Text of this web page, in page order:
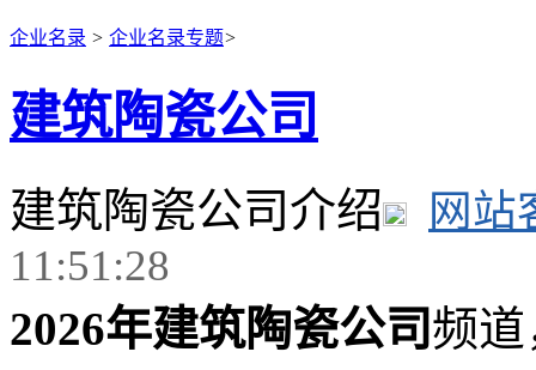
企业名录 > 企业名录专题>
建筑陶瓷公司
建筑陶瓷公司介绍
网站
11:51:28
2026年建筑陶瓷公司频